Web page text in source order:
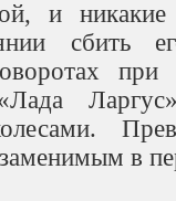
и
сбить
при
в